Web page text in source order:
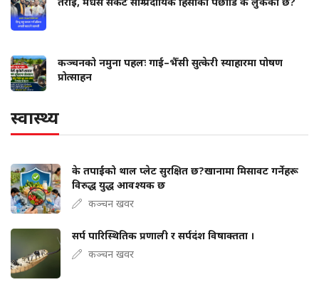
कञ्चनको नमुना पहलः गाई–भैँसी सुत्केरी स्याहारमा पोषण
प्रोत्साहन
स्वास्थ्य
के तपाईंको थाल प्लेट सुरक्षित छ?खानामा मिसावट गर्नेहरू
विरुद्ध युद्ध आवश्यक छ
कञ्चन खवर
सर्प पारिस्थितिक प्रणाली र सर्पदंश विषाक्तता ।
कञ्चन खवर